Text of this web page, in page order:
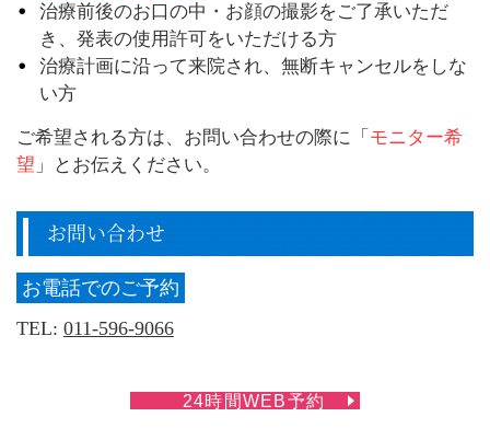
治療前後のお口の中・お顔の撮影をご了承いただ
き、発表の使用許可をいただける方
治療計画に沿って来院され、無断キャンセルをしな
い方
ご希望される方は、お問い合わせの際に「 モニター希
望 」とお伝えください。
お問い合わせ
お電話でのご予約
TEL: 011-596-9066
24時間WEB予約